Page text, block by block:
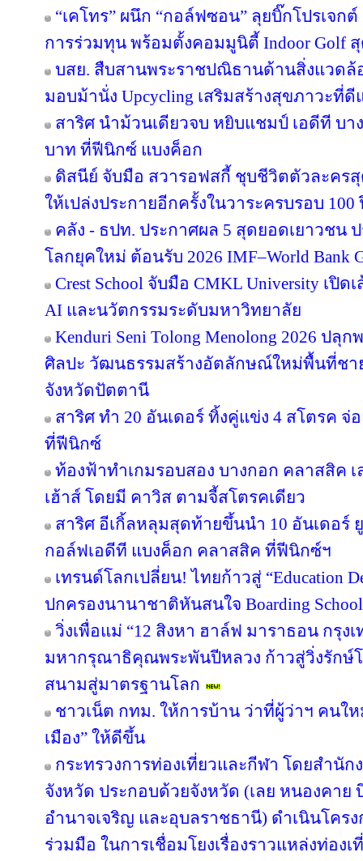
“เคโทร” ผนึก “กอล์ฟซอน” ลุยบิ๊กโปรเจกต์
การร่วมทุน พร้อมตั้งคอมมูนิตี้ Indoor Golf
บสย. สืบสานพระราชปณิธานด้านสิ่งแวดล้
มอบม้านั่ง Upcycling เสริมสร้างสุขภาวะที่ดี
สาริศ นำม้วนเดียวจบ หยิบแชมป์ เอดีที บา
บาท ที่ฟีนิกซ์ แบงค็อก
ดิสนีย์ จับมือ สวารอฟสกี้ ชุบชีวิตตัวละคร
ให้เปล่งประกายอีกครั้งในวาระครบรอบ 100
คลัง - ธปท. ประกาศผล 5 สุดยอดเยาวชน
โลกยุคใหม่ ต้อนรับ 2026 IMF–World Bank
Crest School จับมือ CMKL University เปิ
AI และนวัตกรรมระดับมหาวิทยาลัย
Kenduri Seni Tolong Menolong 2026 ปลุ
ศิลปะ วัฒนธรรมสร้างอัตลักษณ์ใหม่พื้นที่ชา
จังหวัดปัตตานี
สาริศ ทำ 20 อันเดอร์ ทิ้งคู่แข่ง 4 สโตรค
ที่ฟีนิกซ์
ท้องฟ้าทำเกมรอบสอง บางกอก คลาสสิค
เฮ้าส์ โดยมี คาวิส ตามจี้สโตรคเดียว
สาริศ อีเกิ้ลหลุมสุดท้ายขึ้นนำ 10 อันเดอร์
กอล์ฟเอดีที แบงค็อก คลาสสิค ที่ฟีนิกซ์ฯ
เทรนด์โลกเปลี่ยน! ไทยก้าวสู่ “Education
ปกครองนานาชาติหันสนใจ Boarding
วิ่งเพื่อแม่ “12 สิงหา ฮาล์ฟ มาราธอน กรุง
มหากรุณาธิคุณพระพันปีหลวง ก้าวสู่วิ่งรักษ์
สนามสู่มาตรฐานโลก
ชาวเน็ต กทม. ให้การบ้าน ว่าที่ผู้ว่าฯ คน
เมือง” ให้ดีขึ้น
กระทรวงการท่องเที่ยวและกีฬา โดยสำนั
จังหวัด ประกอบด้วยจังหวัด (เลย หนองคา
อำนาจเจริญ และอุบลราชธานี) ดำเนินโคร
ร่วมมือ ในการเชื่อมโยงเรื่องราวแหล่งท่อง